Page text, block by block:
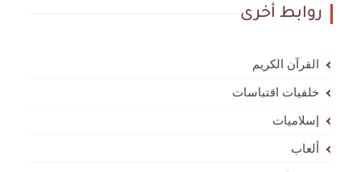
روابط أخرى
القرآن الكريم
خلفيات اقتباسات
إسلاميات
ألعاب